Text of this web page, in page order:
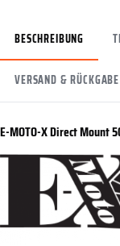
BESCHREIBUNG
VERSAND & RÜCKGABE
E-MOTO-X Direct Mount